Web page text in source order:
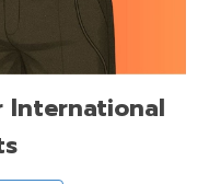
International